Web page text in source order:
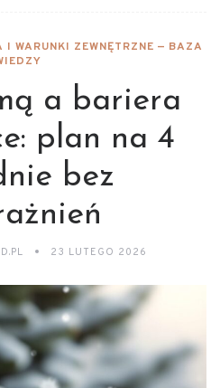
I WARUNKI ZEWNĘTRZNE — BAZA
a bariera
plan na 4
bez
23 LUTEGO 2026